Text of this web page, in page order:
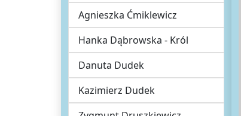
Agnieszka Ćmiklewicz
Hanka Dąbrowska - Król
Danuta Dudek
Kazimierz Dudek